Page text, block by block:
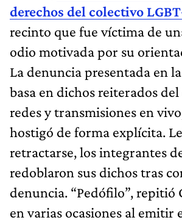
derechos del colectivo
recinto que fue víctima de
odio motivada por su
La denuncia presentada en
basa en dichos reiterados
redes y transmisiones en
hostigó de forma explícita.
retractarse, los integrantes
redoblaron sus dichos tras
denuncia. “Pedófilo”, repitió
en varias ocasiones al emitir